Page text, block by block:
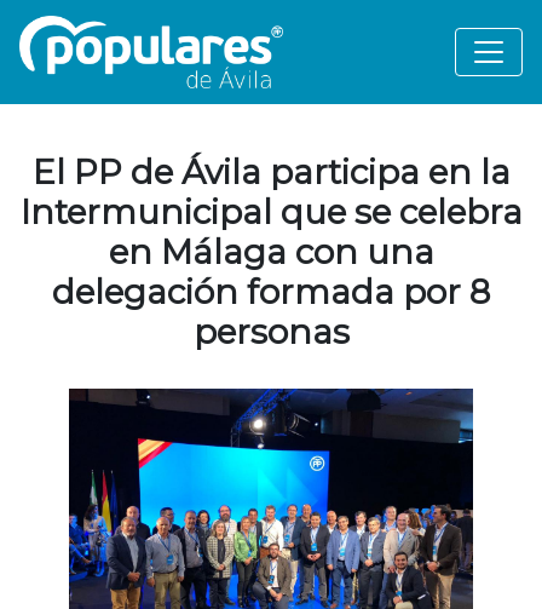
El PP de Ávila participa en la
Intermunicipal que se celebra
en Málaga con una
delegación formada por 8
personas